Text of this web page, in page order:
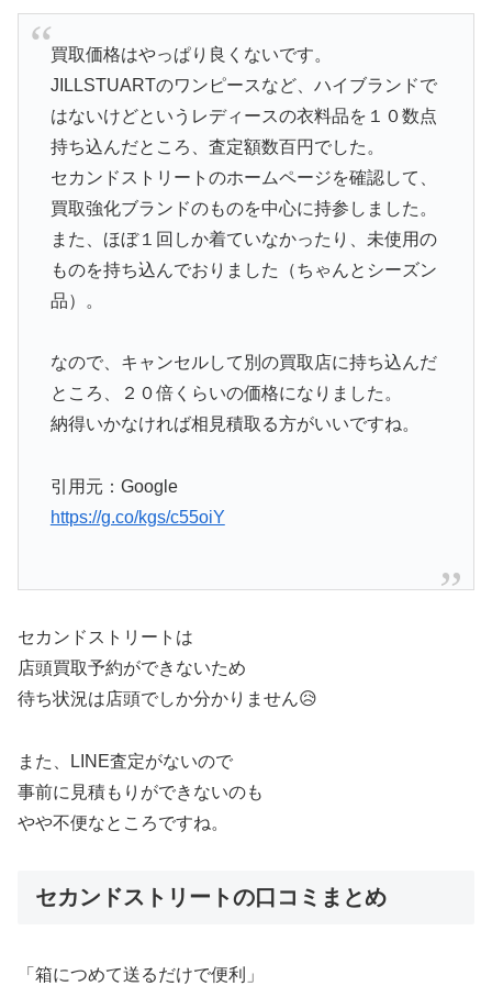
買取価格はやっぱり良くないです。
JILLSTUARTのワンピースなど、ハイブランドで
はないけどというレディースの衣料品を１０数点
持ち込んだところ、査定額数百円でした。
セカンドストリートのホームページを確認して、
買取強化ブランドのものを中心に持参しました。
また、ほぼ１回しか着ていなかったり、未使用の
ものを持ち込んでおりました（ちゃんとシーズン
品）。
なので、キャンセルして別の買取店に持ち込んだ
ところ、２０倍くらいの価格になりました。
納得いかなければ相見積取る方がいいですね。
引用元：Google
https://g.co/kgs/c55oiY
セカンドストリートは
店頭買取予約ができないため
待ち状況は店頭でしか分かりません😥
また、LINE査定がないので
事前に見積もりができないのも
やや不便なところですね。
セカンドストリートの口コミまとめ
「箱につめて送るだけで便利」